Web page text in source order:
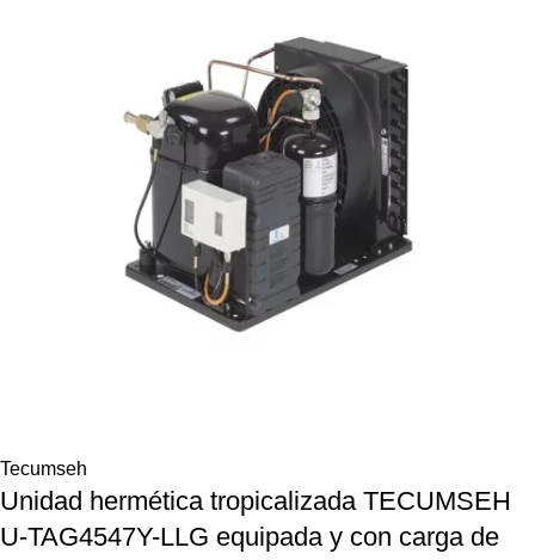
Tecumseh
Unidad hermética tropicalizada TECUMSEH
U-TAG4547Y-LLG equipada y con carga de